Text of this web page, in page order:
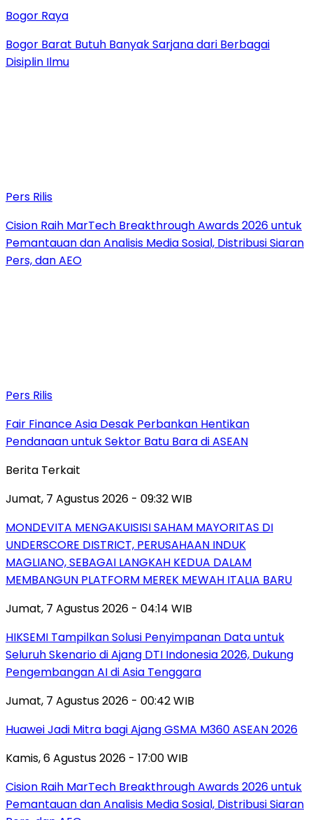
Bogor Raya
Bogor Barat Butuh Banyak Sarjana dari Berbagai
Disiplin Ilmu
Pers Rilis
Cision Raih MarTech Breakthrough Awards 2026 untuk
Pemantauan dan Analisis Media Sosial, Distribusi Siaran
Pers, dan AEO
Pers Rilis
Fair Finance Asia Desak Perbankan Hentikan
Pendanaan untuk Sektor Batu Bara di ASEAN
Berita Terkait
Jumat, 7 Agustus 2026 - 09:32 WIB
MONDEVITA MENGAKUISISI SAHAM MAYORITAS DI
UNDERSCORE DISTRICT, PERUSAHAAN INDUK
MAGLIANO, SEBAGAI LANGKAH KEDUA DALAM
MEMBANGUN PLATFORM MEREK MEWAH ITALIA BARU
Jumat, 7 Agustus 2026 - 04:14 WIB
HIKSEMI Tampilkan Solusi Penyimpanan Data untuk
Seluruh Skenario di Ajang DTI Indonesia 2026, Dukung
Pengembangan AI di Asia Tenggara
Jumat, 7 Agustus 2026 - 00:42 WIB
Huawei Jadi Mitra bagi Ajang GSMA M360 ASEAN 2026
Kamis, 6 Agustus 2026 - 17:00 WIB
Cision Raih MarTech Breakthrough Awards 2026 untuk
Pemantauan dan Analisis Media Sosial, Distribusi Siaran